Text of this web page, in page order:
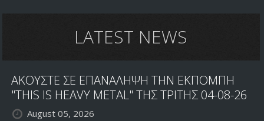
LATEST NEWS
ΑΚΟΥΣΤΕ ΣΕ ΕΠΑΝΑΛΗΨΗ ΤΗΝ ΕΚΠΟΜΠΗ
"THIS IS HEAVY METAL" ΤΗΣ ΤΡΙΤΗΣ 04-08-26
August 05, 2026